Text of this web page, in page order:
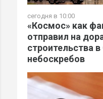
сегодня в 10:00
«Космос» как
отправил на
строительства
небоскребов